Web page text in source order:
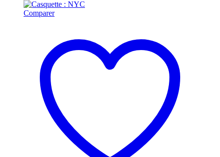
Comparer